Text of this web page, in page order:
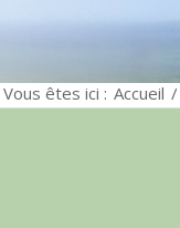
Vous êtes ici : Accueil /